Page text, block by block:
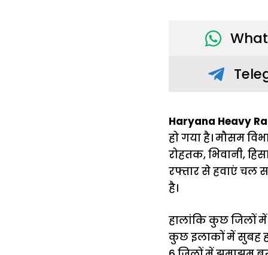
Haryana Heavy
हो गया है। मौसम
रोहतक, भिवानी,
रफ्तार से हवाएं चल
है।
हालांकि कुछ जिलों में
कुछ इलाकों में सुबह